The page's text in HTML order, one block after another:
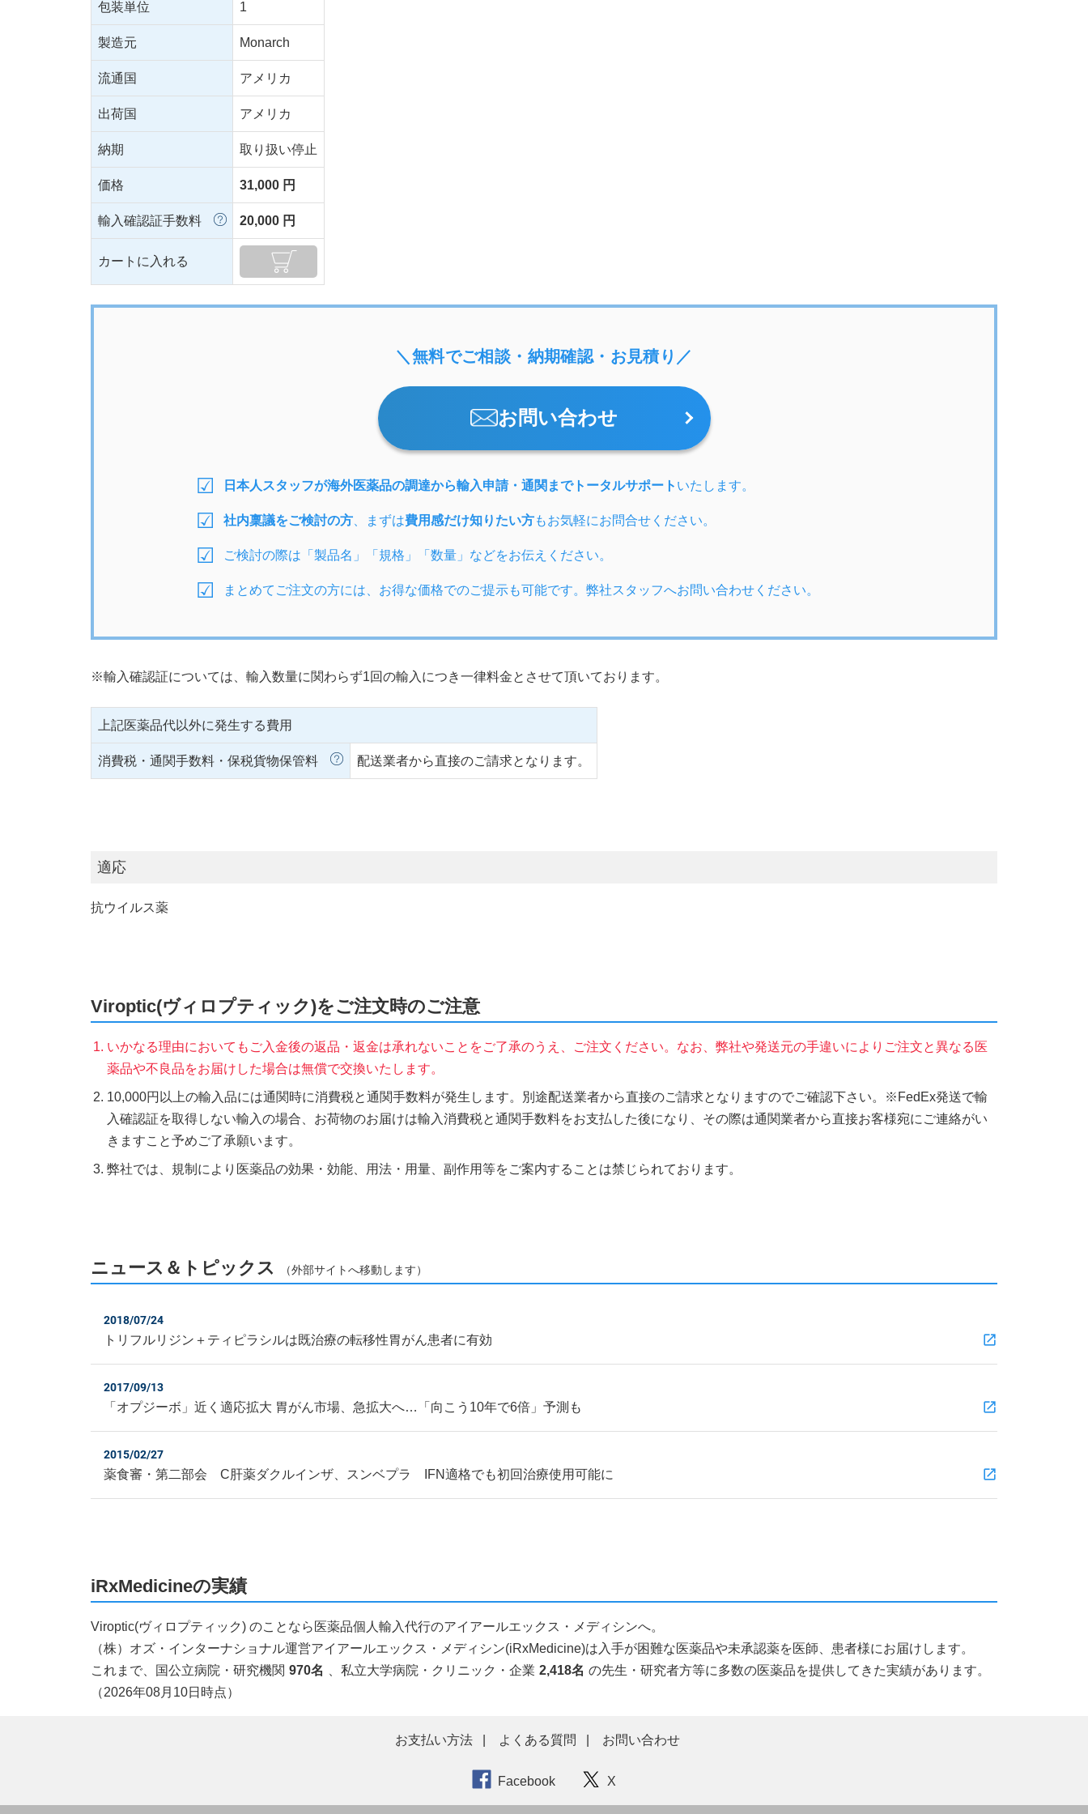
包装単位 1
製造元 Monarch
流通国 アメリカ
出荷国 アメリカ
納期 取り扱い停止
価格 31,000 円
輸入確認証手数料 20,000 円
カートに入れる
＼無料でご相談・納期確認・お見積り／
お問い合わせ
日本人スタッフが海外医薬品の調達から輸入申請・通関までトータルサポート いたします。
社内稟議をご検討の方 、まずは費用感だけ知りたい方もお気軽にお問合せください。
ご検討の際は「製品名」「規格」「数量」などをお伝えください。
まとめてご注文の方には、お得な価格でのご提示も可能です。弊社スタッフへお問い合わせください。
※輸入確認証については、輸入数量に関わらず1回の輸入につき一律料金とさせて頂いております。
上記医薬品代以外に発生する費用
消費税・通関手数料・保税貨物保管料 配送業者から直接のご請求となります。
適応
抗ウイルス薬
Viroptic(ヴィロプティック)をご注文時のご注意
いかなる理由においてもご入金後の返品・返金は承れないことをご了承のうえ、ご注文ください。なお、弊社や発送元の手違いによりご注文と異なる医
薬品や不良品をお届けした場合は無償で交換いたします。
10,000円以上の輸入品には通関時に消費税と通関手数料が発生します。別途配送業者から直接のご請求となりますのでご確認下さい。※FedEx発送で輸
入確認証を取得しない輸入の場合、お荷物のお届けは輸入消費税と通関手数料をお支払した後になり、その際は通関業者から直接お客様宛にご連絡がい
きますこと予めご了承願います。
弊社では、規制により医薬品の効果・効能、用法・用量、副作用等をご案内することは禁じられております。
ニュース＆トピックス （外部サイトへ移動します）
2018/07/24
トリフルリジン＋ティピラシルは既治療の転移性胃がん患者に有効
2017/09/13
「オプジーボ」近く適応拡大 胃がん市場、急拡大へ…「向こう10年で6倍」予測も
2015/02/27
薬食審・第二部会 C肝薬ダクルインザ、スンベプラ IFN適格でも初回治療使用可能に
iRxMedicineの実績
Viroptic(ヴィロプティック) のことなら医薬品個人輸入代行のアイアールエックス・メディシンへ。
（株）オズ・インターナショナル運営アイアールエックス・メディシン(iRxMedicine)は入手が困難な医薬品や未承認薬を医師、患者様にお届けします。
これまで、国公立病院・研究機関 970名 、私立大学病院・クリニック・企業 2,418名 の先生・研究者方等に多数の医薬品を提供してきた実績があります。
（2026年08月10日時点）
お支払い方法 よくある質問 お問い合わせ
Facebook X